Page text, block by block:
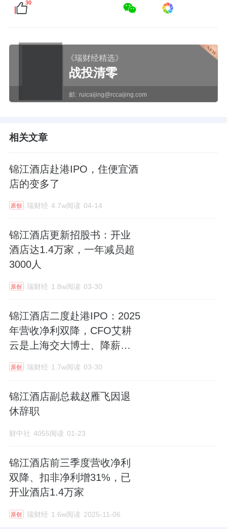
30
《瑞财经精选》
战投清零
邮: ruicaijing@rccaijing.com
相关文章
锦江酒店赴港IPO，住便宜酒
店的变多了
原创 瑞财经 4.7w阅读 04-14
锦江酒店更新招股书：开业
酒店达1.4万家，一年减员超
3000人
原创 瑞财经 1.8w阅读 03-30
锦江酒店二度赴港IPO：2025
年营收净利双降，CFO艾耕
云是上海交大博士、降薪三
成
原创 瑞财经 1.7w阅读 03-30
锦江酒店副总裁赵雁飞因退
休辞职
财中社 4055阅读 01-23
锦江酒店前三季度营收净利
双降、扣非净利增31%，已
开业酒店1.4万家
原创 瑞财经 1.6w阅读 2025-11-06